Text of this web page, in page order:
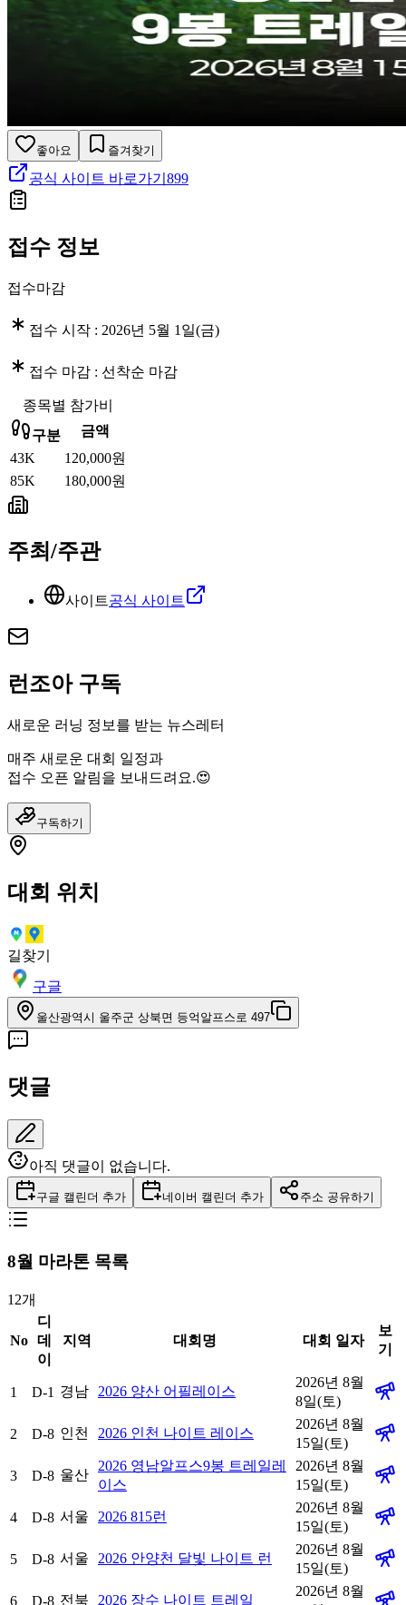
좋아요 즐겨찾기
공식 사이트 바로가기 899
접수 정보
접수마감
접수 시작 : 2026년 5월 1일(금)
접수 마감 : 선착순 마감
종목별 참가비
구분
금액
43K
120,000원
85K
180,000원
주최/주관
사이트공식 사이트
런조아 구독
새로운 러닝 정보를 받는 뉴스레터
매주 새로운 대회 일정과
접수 오픈 알림을 보내드려요.😍
구독하기
대회 위치
길찾기
구글
울산광역시 울주군 상북면 등억알프스로 497
댓글
아직 댓글이 없습니다.
구글 캘린더 추가 네이버 캘린더 추가 주소 공유하기
8월 마라톤 목록
12개
No
디
데
이
지역 대회명 대회 일자
보
기
1 D-1 경남 2026 양산 어필레이스
2026년 8월
8일(토)
2 D-8 인천 2026 인천 나이트 레이스
2026년 8월
15일(토)
3 D-8 울산
2026 영남알프스9봉 트레일레
이스
2026년 8월
15일(토)
4 D-8 서울 2026 815런
2026년 8월
15일(토)
5 D-8 서울 2026 안양천 달빛 나이트 런
2026년 8월
15일(토)
6 D-8 전북 2026 장수 나이트 트레일
2026년 8월